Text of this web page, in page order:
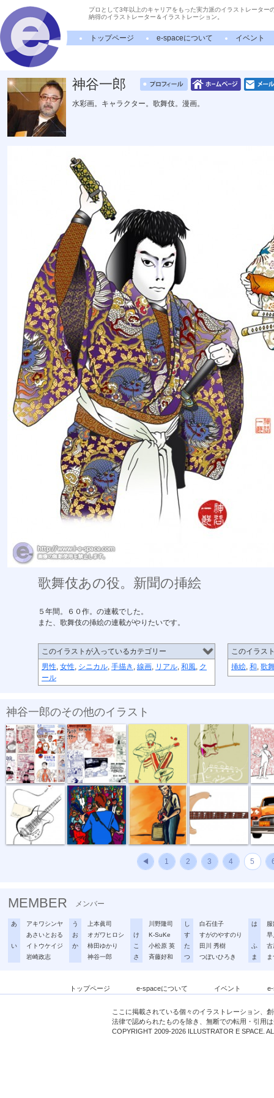
プロとして3年以上のキャリアをもった実力派のイラストレーター
納得のイラストレーター＆イラストレーション。
トップページ e-spaceについて イベント
神谷一郎
水彩画。キャラクター。歌舞伎。漫画。
歌舞伎あの役。新聞の挿絵
５年間。６０作。の連載でした。
また、歌舞伎の挿絵の連載がやりたいです。
このイラストが入っているカテゴリー
男性, 女性, シニカル, 手描き , 線画, リアル, 和風, ク
ール
このイラス
挿絵, 和, 歌
神谷一郎のその他のイラスト
漫画偉人物語... 漫画偉人物語... 苺畑。
P.S.I Love Y... ライブ・キャ... 青年George ベースギター。 オレ
◀ 1 2 3 4 5
MEMBER メンバー
あ
アキワシンヤ
あさいとおる
い
イトウケイジ
岩崎政志
う
上本眞司
お
オガワヒロシ
か
柿田ゆかり
神谷一郎
川野隆司
け
K-SuKe
こ
小松原 英
さ
斉藤好和
し
白石佳子
す
すがのやすのり
た
田川 秀樹
つ
つぼいひろき
は
早
ふ
古
ま
トップページ e-spaceについて イベント
ここに掲載されている個々のイラストレーション、
法律で認められたものを除き、無断での転用・引用
COPYRIGHT 2009-2026 ILLUSTRATOR E SPACE.